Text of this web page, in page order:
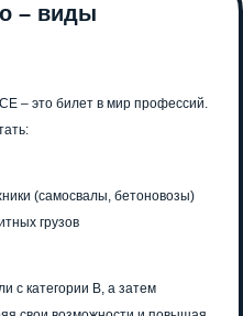
– виды
– это билет в мир профессий.
(самосвалы, бетоновозы)
грузов
с категории В, а затем